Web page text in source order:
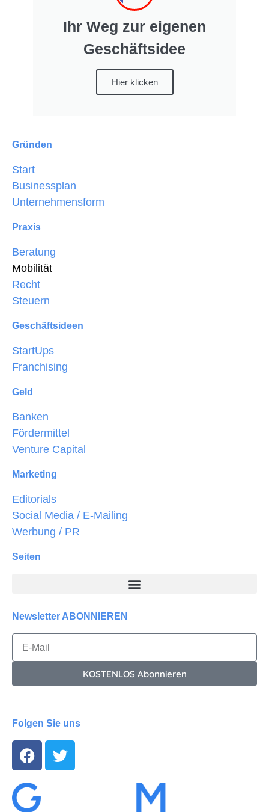
Ihr Weg zur eigenen
Geschäftsidee
Hier klicken
Gründen
Start
Businessplan
Unternehmensform
Praxis
Beratung
Mobilität
Recht
Steuern
Geschäftsideen
StartUps
Franchising
Geld
Banken
Fördermittel
Venture Capital
Marketing
Editorials
Social Media / E-Mailing
Werbung / PR
Seiten
Newsletter ABONNIEREN
KOSTENLOS Abonnieren
Folgen Sie uns